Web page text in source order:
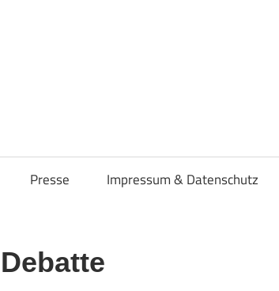
Presse Impressum & Datenschutz
Debatte